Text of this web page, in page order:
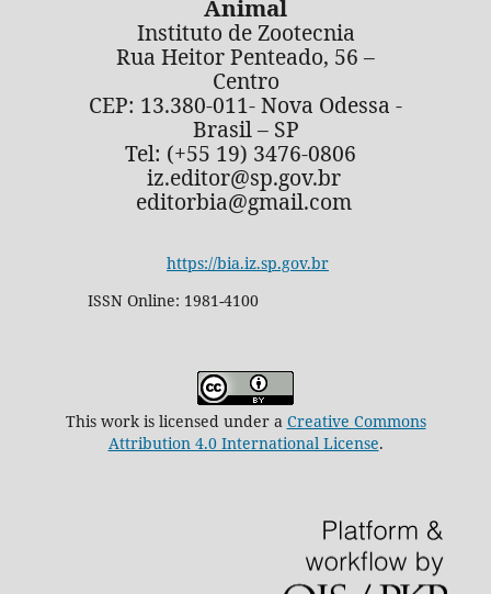
Animal
Instituto de Zootecnia
Rua Heitor Penteado, 56 –
Centro
CEP: 13.380-011- Nova Odessa -
Brasil – SP
Tel: (+55 19) 3476-0806
iz.editor@sp.gov.br
editorbia@gmail.com
https://bia.iz.sp.gov.br
ISSN Online: 1981-4100
This work is licensed under a Creative Commons
Attribution 4.0 International License.